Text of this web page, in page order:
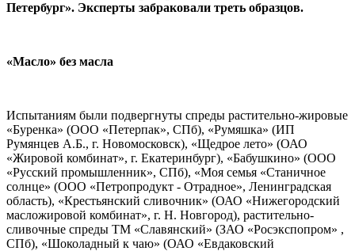
Петербург». Эксперты забраковали треть образцов.
«Масло» без масла
Испытаниям были подвергнуты спреды растительно-жировые
«Буренка» (ООО «Петерпак», СПб), «Румяшка» (ИП
Румянцев А.Б., г. Новомосковск), «Щедрое лето» (ОАО
«Жировой комбинат», г. Екатеринбург), «Бабушкино» (ООО
«Русский промышленник», СПб), «Моя семья «Станичное
солнце» (ООО «Петропродукт - Отрадное», Ленинградская
область), «Крестьянский сливочник» (ОАО «Нижегородский
масложировой комбинат», г. Н. Новгород), растительно-
сливочные спреды ТМ «Славянский» (ЗАО «Росэкспопром» ,
СПб), «Шоколадный к чаю» (ОАО «Евдаковский